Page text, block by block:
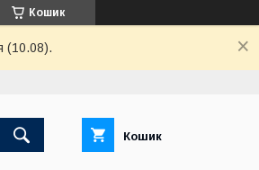
Кошик
(10.08).
Кошик